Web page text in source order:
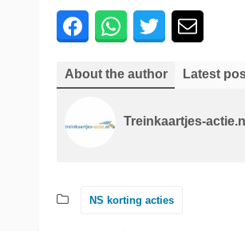
About the author Latest
Treinkaartjes-actie.nl
NS korting acties